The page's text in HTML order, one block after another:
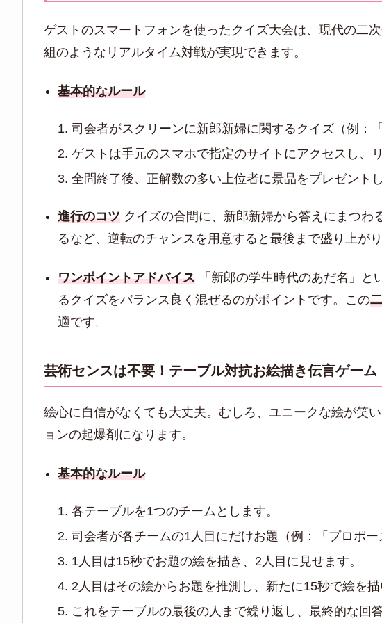
ゲストのスマートフォンを使ったクイズ大会は、現代の二
組のようなリアルタイム対戦が実現できます。
基本的なルール
司会者がスクリーンに新郎新婦に関するクイズ（例：
ゲストは手元のスマホで指定のサイトにアクセスし、
全問終了後、正解数の多い上位者に景品をプレゼントし
進行のコツ クイズの合間に、新郎新婦から答えにまつ
るなど、逆転のチャンスを用意すると最後まで盛り上がり
ワンポイントアドバイス 「新郎の学生時代のあだ名」
るクイズをバランス良く混ぜるのがポイントです。この
適です。
芸術センスは不要！テーブル対抗お絵描き伝言ゲーム
絵心に自信がなくても大丈夫。むしろ、ユニークな絵が笑
ョンの起爆剤になります。
基本的なルール
各テーブルを1つのチームとします。
司会者が各チームの1人目にだけお題（例：「プロポー
1人目は15秒でお題の絵を描き、2人目に見せます。
2人目はその絵からお題を推測し、新たに15秒で絵を描
これをテーブルの最後の人まで繰り返し、最終的な回